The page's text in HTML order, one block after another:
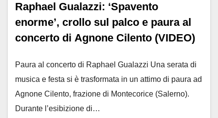
Raphael Gualazzi: ‘Spavento
enorme’, crollo sul palco e paura al
concerto di Agnone Cilento (VIDEO)
Paura al concerto di Raphael Gualazzi Una serata di
musica e festa si è trasformata in un attimo di paura ad
Agnone Cilento, frazione di Montecorice (Salerno).
Durante l’esibizione di…